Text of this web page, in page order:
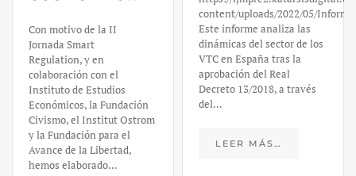
Con motivo de la II
Jornada Smart
Regulation, y en
colaboración con el
Instituto de Estudios
Económicos, la Fundación
Civismo, el Institut Ostrom
y la Fundación para el
Avance de la Libertad,
hemos elaborado…
content/uploads/2022/05/
Este informe analiza las
dinámicas del sector de los
VTC en España tras la
aprobación del Real
Decreto 13/2018, a través
del…
LEER MÁS…